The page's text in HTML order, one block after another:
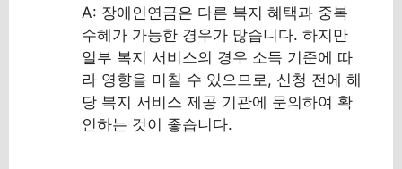
A: 장애인연금은 다른 복지 혜택과 중복
수혜가 가능한 경우가 많습니다. 하지만
일부 복지 서비스의 경우 소득 기준에 따
라 영향을 미칠 수 있으므로, 신청 전에 해
당 복지 서비스 제공 기관에 문의하여 확
인하는 것이 좋습니다.